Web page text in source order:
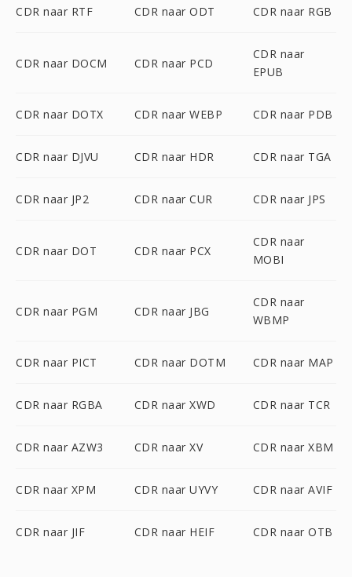
CDR naar RTF CDR naar ODT CDR naar RGB
CDR naar DOCM CDR naar PCD
CDR naar
EPUB
CDR naar DOTX CDR naar WEBP CDR naar PDB
CDR naar DJVU CDR naar HDR CDR naar TGA
CDR naar JP2 CDR naar CUR CDR naar JPS
CDR naar DOT CDR naar PCX
CDR naar
MOBI
CDR naar PGM CDR naar JBG
CDR naar
WBMP
CDR naar PICT CDR naar DOTM CDR naar MAP
CDR naar RGBA CDR naar XWD CDR naar TCR
CDR naar AZW3 CDR naar XV CDR naar XBM
CDR naar XPM CDR naar UYVY CDR naar AVIF
CDR naar JIF CDR naar HEIF CDR naar OTB